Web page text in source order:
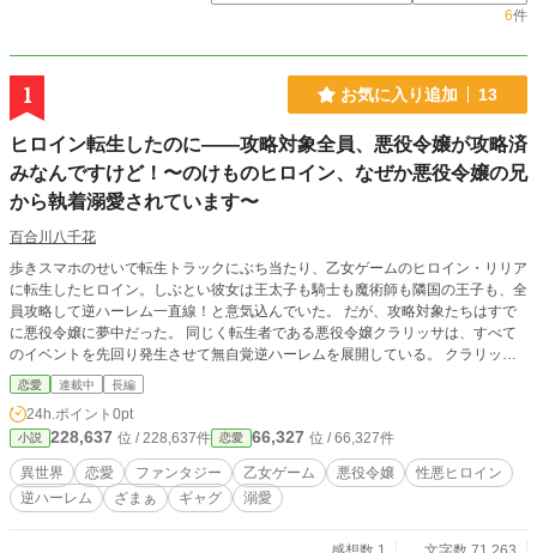
6件
1 お気に入り追加 13
ヒロイン転生したのに――攻略対象全員、悪役令嬢が攻略済
みなんですけど！〜のけものヒロイン、なぜか悪役令嬢の兄
から執着溺愛されています〜
百合川八千花
歩きスマホのせいで転生トラックにぶち当たり、乙女ゲームのヒロイン・リリア
に転生したヒロイン。しぶとい彼女は王太子も騎士も魔術師も隣国の王子も、全
員攻略して逆ハーレム一直線！と意気込んでいた。 だが、攻略対象たちはすで
に悪役令嬢に夢中だった。 同じく転生者である悪役令嬢クラリッサは、すべて
のイベントを先回り発生させて無自覚逆ハーレムを展開している。 クラリッサ
に夢中な攻略対象たちから袖にされ、邪険に扱われる毎日。 しかしリリアはめ
げずに逆ハーレムルートを開拓しようと奮闘する。 そんな彼女に心奪われたの
は攻略対象ではなく、悪役令嬢の兄・アウグスト―― 「あなたが好きです、リ
リア。どうか私と、婚約してくれませんか」 目指せ逆ハーレム！ 頑張れ性悪ヒ
ロイン！ 悪役令嬢が全員攻略済みの世界で、予定外ルートを突き進む恋愛コメ
ディ。
恋愛 連載中 長編
24h.ポイント 0pt
小説 228,637 位 / 228,637件 恋愛 66,327 位 / 66,327件
異世界 恋愛 ファンタジー 乙女ゲーム 悪役令嬢
性悪ヒロイン
逆ハーレム
ざまぁ ギャグ 溺愛